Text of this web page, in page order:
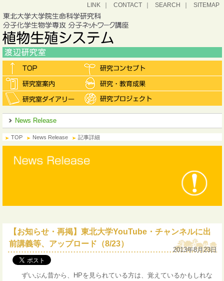
LINK CONTACT SEARCH SITEMAP
News Release
TOP News Release 記事詳細
【お知らせ・再掲】東北大学YouTube・チャンネルに出
前講義等、アップロード（8/23）
2013年8月23日
ずいぶん昔から、HPを見られている方は、覚えているかもしれな